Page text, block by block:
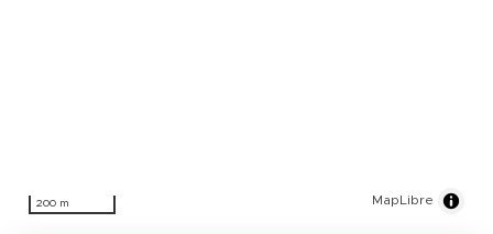
200 m MapLibre